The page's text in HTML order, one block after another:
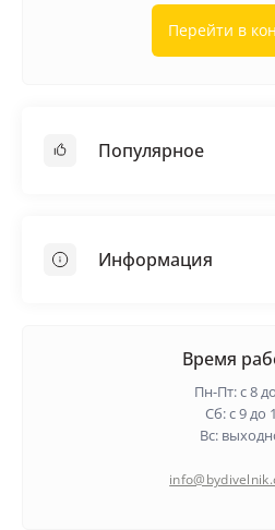
Перейти в
Популярное
Самовыравнивающая смесь
Информация
Политика конфиденциальности
Время
Пн-Пт: с 8
Сб: с 9 до
Вс: